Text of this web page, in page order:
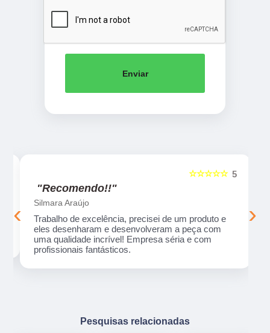
Enviar
5
☆☆☆☆☆
"Recomendo!!"
Silmara Araújo
Trabalho de excelência, precisei de um produto e
eles desenharam e desenvolveram a peça com
uma qualidade incrível! Empresa séria e com
profissionais fantásticos.
‹ ›
Pesquisas relacionadas